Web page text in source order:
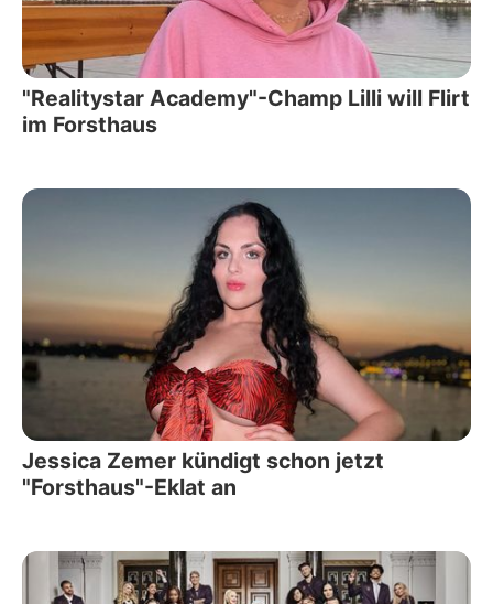
"Realitystar Academy"-Champ Lilli will Flirt
im Forsthaus
Jessica Zemer kündigt schon jetzt
"Forsthaus"-Eklat an